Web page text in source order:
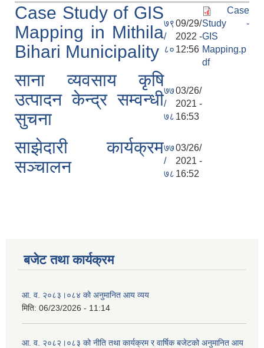
Case Study of GIS
Mapping in Mithila
Bihari Municipality
७९
/
८०
09/29/
2022 -
12:56
Case
Study -
GIS
Mapping.p
df
साना व्यवसाय कृषि
उत्पादन केन्द्र सम्वन्धी
सुचना
७७
/
७८
03/26/
2021 -
16:53
साझेदारी कार्यक्रम
सञ्चालन
७७
/
७८
03/26/
2021 -
16:52
बजेट तथा कार्यक्रम
आ. व. २०८३।०८४ को अनुमानित आय व्यय
मिति: 06/23/2026 - 11:14
आ. व. २०८२।०८३ को नीति तथा कार्यक्रम र वार्षिक बजेटको अनुमानित आय